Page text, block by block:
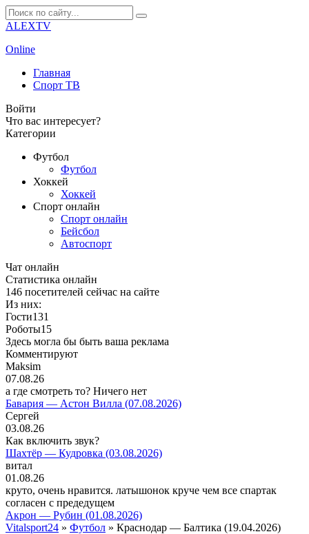
ALEXTV
Online
Главная
Спорт ТВ
Войти
Что вас интересует?
Категории
Футбол
Футбол
Хоккей
Хоккей
Спорт онлайн
Спорт онлайн
Бейсбол
Автоспорт
Чат онлайн
Cтатистика онлайн
146 посетителей сейчас на сайте
Из них:
Гости131
Роботы15
Здесь могла бы быть ваша реклама
Комментируют
Maksim
07.08.26
а где смотреть то? Ничего нет
Бавария — Астон Вилла (07.08.2026)
Сергей
03.08.26
Как включить звук?
Шахтёр — Кудровка (03.08.2026)
витал
01.08.26
круто, очень нравится. латышонок круче чем все спартак
согласен с предедущем
Акрон — Рубин (01.08.2026)
Vitalsport24 » Футбол » Краснодар — Балтика (19.04.2026)